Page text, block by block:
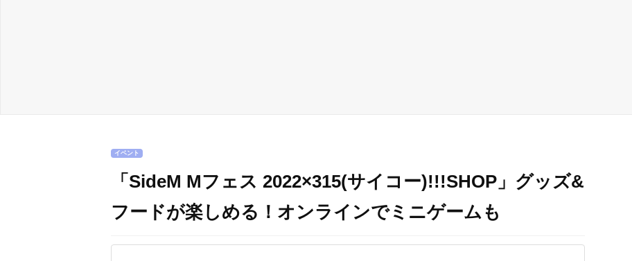
イベント
「SideM Mフェス 2022×315(サイコー)!!!SHOP」グッズ&
フードが楽しめる！オンラインでミニゲームも